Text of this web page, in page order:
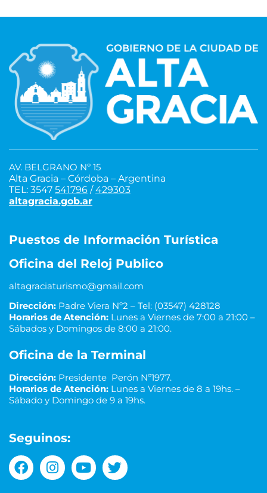
AV. BELGRANO Nº 15
Alta Gracia – Córdoba – Argentina
TEL: 3547 541796 /429303
altagracia.gob.ar
Puestos de Información Turística
Oficina del Reloj Publico
altagraciaturismo@gmail.com
Dirección: Padre Viera Nº2 – Tel: (03547) 428128
Horarios de Atención: Lunes a Viernes de 7:00 a 21:00 –
Sábados y Domingos de 8:00 a 21:00.
Oficina de la Terminal
Dirección: Presidente Perón Nº1977.
Horarios de Atención: Lunes a Viernes de 8 a 19hs. –
Sábado y Domingo de 9 a 19hs.
Seguinos: